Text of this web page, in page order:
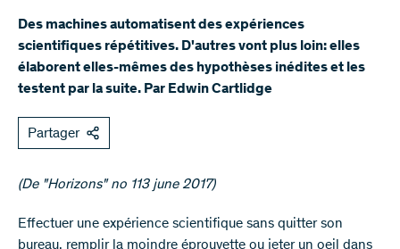
Des machines automatisent des expériences
scientifiques répétitives. D'autres vont plus loin: elles
élaborent elles-mêmes des hypothèses inédites et les
testent par la suite. Par Edwin Cartlidge
Partager
(De "Horizons" no 113 june 2017)​​​
Effectuer une expérience scientifique sans quitter son
bureau, remplir la moindre éprouvette ou jeter un oeil dans